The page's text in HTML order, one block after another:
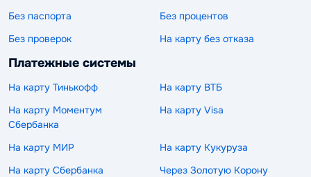
Без паспорта
Без процентов
Без проверок
На карту без отказа
Платежные системы
На карту Тинькофф
На карту ВТБ
На карту Моментум
Сбербанка
На карту Visa
На карту МИР
На карту Кукуруза
На карту Сбербанка
Через Золотую Корону